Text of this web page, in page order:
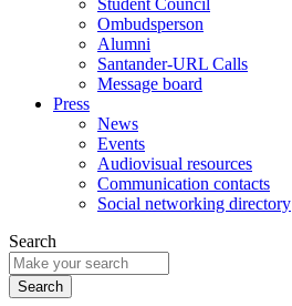
Ombudsperson
Alumni
Santander-URL Calls
Message board
Press
News
Events
Audiovisual resources
Communication contacts
Social networking directory
Search